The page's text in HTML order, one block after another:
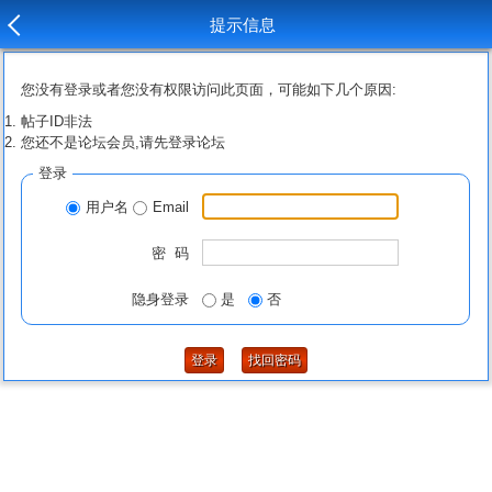
提示信息
您没有登录或者您没有权限访问此页面，可能如下几个原因:
帖子ID非法
您还不是论坛会员,请先登录论坛
登录
用户名 Email
密 码
隐身登录 是 否